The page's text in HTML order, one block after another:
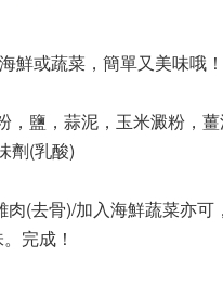
鮮或蔬菜，簡單又美味哦！
鹽，蒜泥，玉米澱粉，
劑(乳酸)
(去骨)/加入海鮮蔬菜亦
完成！